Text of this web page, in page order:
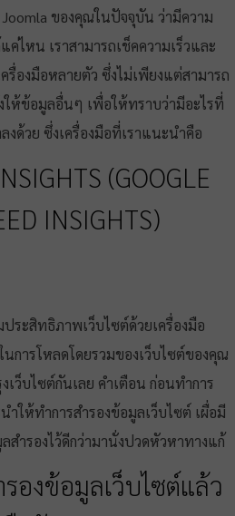
ของคุณในปัจจุบัน ว่ามีความ
ค่ไหน เราสามารถเช็คความเร็วและ
รื่องมือหลายตัว ซึ่งไม่เพียงแต่สามารถ
ให้ข้อมูลอื่นๆ เพื่อให้ทราบว่ามีอะไรที่
ด้วย ซึ่งเครื่องมือที่เราแนะนำคือ
(GOOGLE
INSIGHTS)
ระสิทธิภาพเว็บไซต์ด้วยเครื่องมือ
นการโหลดโดยรวมของเว็บไซต์ของคุณ
เว็บไซต์กันเลย คำเตือน ก่อนทำการ
ให้ทำการสำรองข้อมูลเว็บไซต์ เผื่อมี
สำรองไว้ดีกว่ามานั่งปวดหัวหาทางแก้
องข้อมูลเว็บไซต์แล้ว